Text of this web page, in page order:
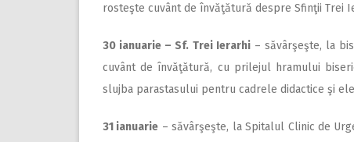
rosteşte cuvânt de învăţătură despre Sfinţii Trei
30 ianuarie – Sf. Trei Ierarhi– săvârşeşte, la
cuvânt de învăţătură, cu prilejul hramului
slujba parastasului pentru cadrele didactice şi
31 ianuarie – săvârşeşte, la Spitalul Clinic de